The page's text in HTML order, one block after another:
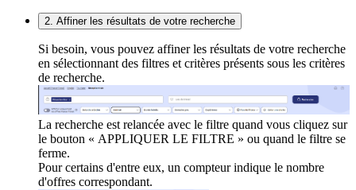
2. Affiner les résultats de votre recherche
Si besoin, vous pouvez affiner les résultats de votre recherche
en sélectionnant des filtres et critères présents sous les critères
de recherche.
La recherche est relancée avec le filtre quand vous cliquez sur
le bouton « APPLIQUER LE FILTRE » ou quand le filtre se
ferme.
Pour certains d'entre eux, un compteur indique le nombre
d'offres correspondant.